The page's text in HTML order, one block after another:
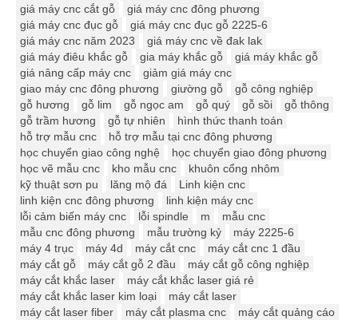
giá máy cnc cắt gỗ
giá máy cnc đông phương
giá máy cnc đục gỗ
giá máy cnc đục gỗ 2225-6
giá máy cnc năm 2023
giá máy cnc về đak lak
giá máy điêu khắc gỗ
gia máy khắc gỗ
giá máy khắc gỗ
giá nâng cấp máy cnc
giảm giá máy cnc
giao máy cnc đông phương
giường gỗ
gỗ công nghiệp
gỗ hương
gỗ lim gỗ ngọc am gỗ quý gỗ sồi
gỗ thông
gỗ trầm hương
gỗ tự nhiên
hình thức thanh toán
hỗ trợ mẫu cnc
hỗ trợ mẫu tại cnc đông phương
học chuyển giao công nghệ
học chuyển giao đông phương
học vẽ mẫu cnc
kho mẫu cnc
khuôn cổng nhôm
kỹ thuật sơn pu
lăng mộ đá
Linh kiện cnc
linh kiện cnc đông phương
linh kiện máy cnc
lỗi cảm biến máy cnc
lỗi spindle m
mẫu cnc
mẫu cnc đông phương
mẫu trường kỷ
máy 2225-6
máy 4 trục
máy 4d máy cắt cnc
máy cắt cnc 1 đầu
máy cắt gỗ
máy cắt gỗ 2 đầu
máy cắt gỗ công nghiệp
máy cắt khắc laser
máy cắt khắc laser giá rẻ
máy cắt khắc laser kim loại
máy cắt laser
máy cắt laser fiber
máy cắt plasma cnc
máy cắt quảng cáo